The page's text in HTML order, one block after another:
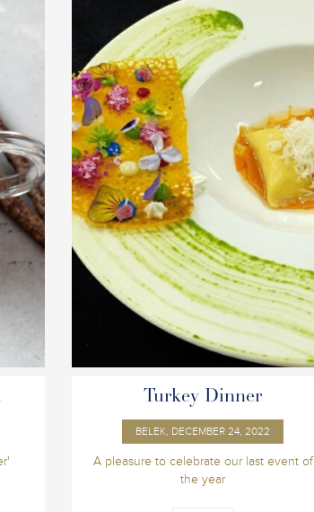
Turkey Dinner
BELEK, DECEMBER 24, 2022
A pleasure to celebrate our last event of
the year